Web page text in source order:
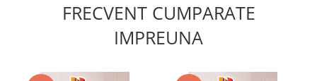
FRECVENT CUMPARATE
IMPREUNA